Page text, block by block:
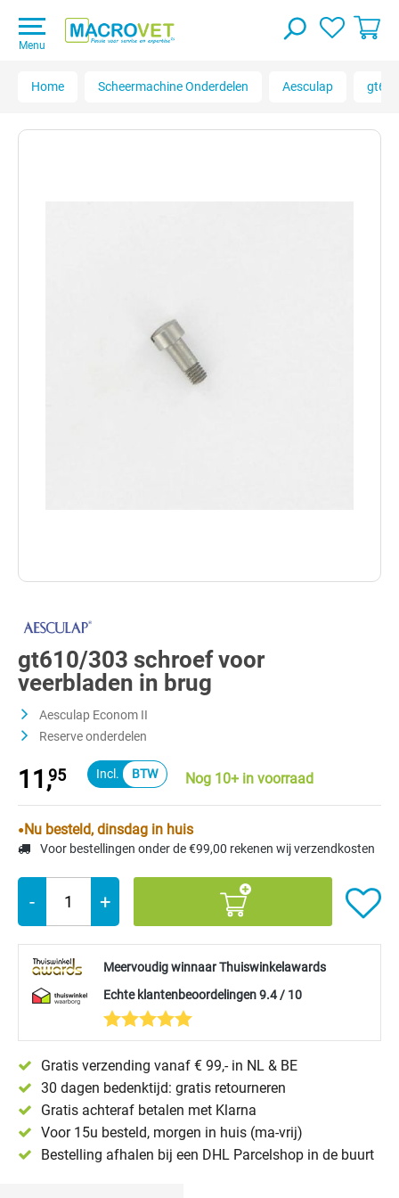
Menu
Home Scheermachine Onderdelen Aesculap
gt610/303 schroef voor
veerbladen in brug
Aesculap Econom II
Reserve onderdelen
11,95 Nog 10+ in voorraad
Nu besteld, dinsdag in huis
Voor bestellingen onder de €99,00 rekenen wij verzendkosten
- +
Meervoudig winnaar Thuiswinkelawards
Echte klantenbeoordelingen 9.4 / 10
Gratis verzending vanaf € 99,- in NL & BE
30 dagen bedenktijd: gratis retourneren
Gratis achteraf betalen met Klarna
Voor 15u besteld, morgen in huis (ma-vrij)
Bestelling afhalen bij een DHL Parcelshop in de buurt